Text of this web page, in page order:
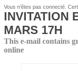
Vous n’êtes pas connecté.
INVITATION
MARS 17H